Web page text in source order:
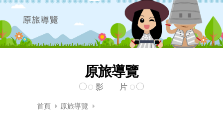
原旅導覽
影 片
首頁
原旅導覽